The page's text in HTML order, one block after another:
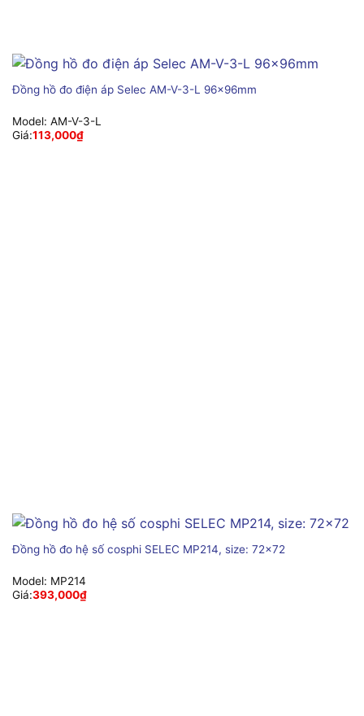
Đồng hồ đo điện áp Selec AM-V-3-L 96x96mm
Model: AM-V-3-L
Giá:113,000₫
Đồng hồ đo hệ số cosphi SELEC MP214, size: 72×72
Model: MP214
Giá:393,000₫